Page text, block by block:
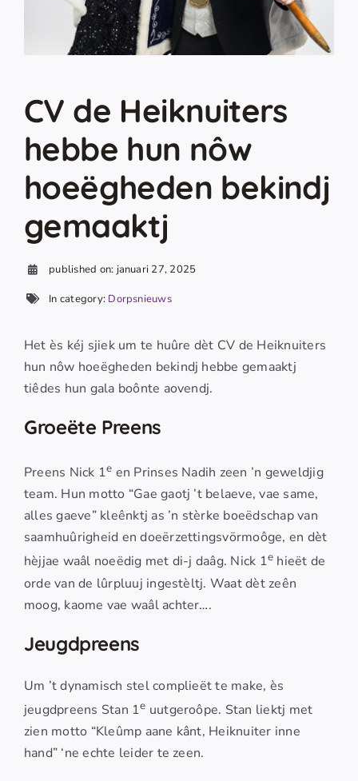
CV de Heiknuiters
hebbe hun nôw
hoeëgheden bekindj
gemaaktj
published on: januari 27, 2025
In category: Dorpsnieuws
Het ès kéj sjiek um te huûre dèt CV de Heiknuiters
hun nôw hoeëgheden bekindj hebbe gemaaktj
tiêdes hun gala boônte aovendj.
Groeëte Preens
Preens Nick 1e en Prinses Nadih zeen ’n geweldjig
team. Hun motto “Gae gaotj ’t belaeve, vae same,
alles gaeve” kleênktj as ’n stèrke boeëdschap van
saamhuûrigheid en doeërzettingsvörmoôge, en dèt
hèjjae waâl noeëdig met di-j daâg. Nick 1e hieët de
orde van de lûrpluuj ingestèltj. Waat dèt zeên
moog, kaome vae waâl achter….
Jeugdpreens
Um ’t dynamisch stel complieët te make, ès
jeugdpreens Stan 1e uutgeroôpe. Stan liektj met
zien motto “Kleûmp aane kânt, Heiknuiter inne
hand” ‘ne echte leider te zeen.